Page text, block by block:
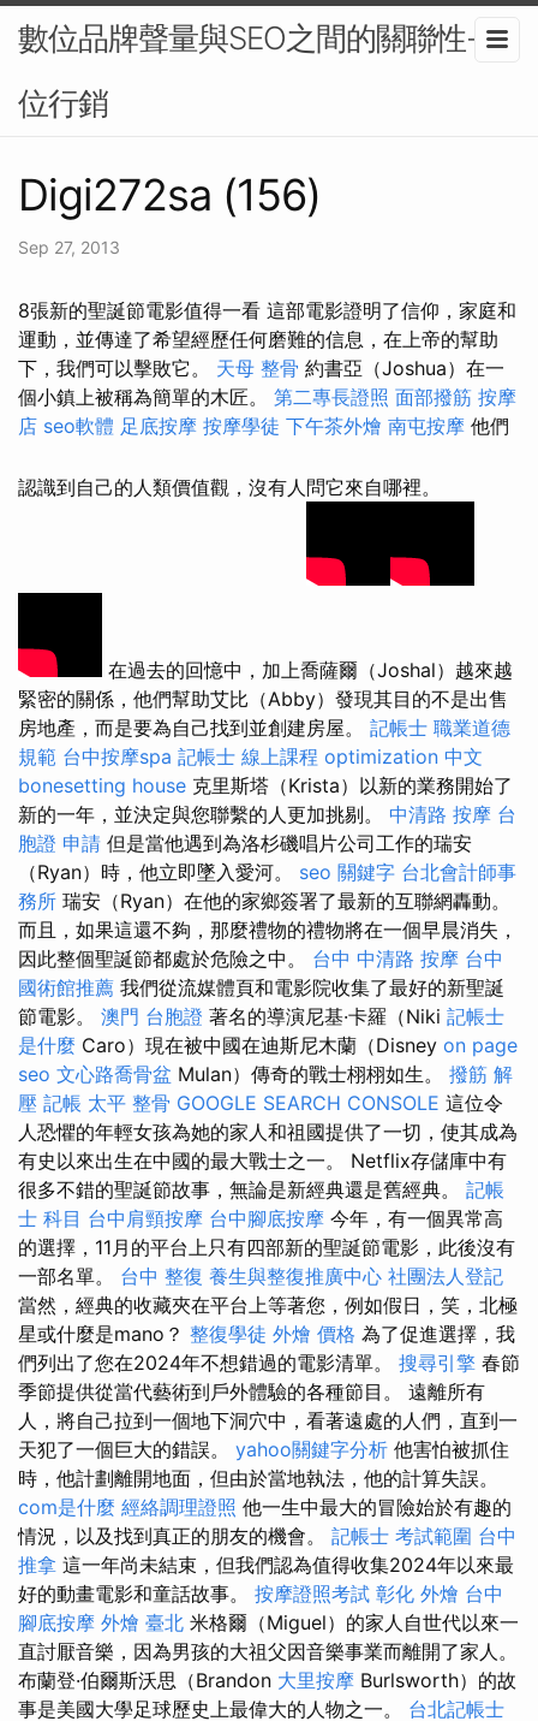
數位品牌聲量與SEO之間的關聯性-數
位行銷
Digi272sa (156)
Sep 27, 2013
8張新的聖誕節電影值得一看 這部電影證明了信仰，家庭和
運動，並傳達了希望經歷任何磨難的信息，在上帝的幫助
下，我們可以擊敗它。 天母 整骨 約書亞（Joshua）在一
個小鎮上被稱為簡單的木匠。 第二專長證照 面部撥筋 按摩
店 seo軟體 足底按摩 按摩學徒 下午茶外燴 南屯按摩 他們
認識到自己的人類價值觀，沒有人問它來自哪裡。
在過去的回憶中，加上喬薩爾（Joshal）越來越
緊密的關係，他們幫助艾比（Abby）發現其目的不是出售
房地產，而是要為自己找到並創建房屋。 記帳士 職業道德
規範 台中按摩spa 記帳士 線上課程 optimization 中文
bonesetting house 克里斯塔（Krista）以新的業務開始了
新的一年，並決定與您聯繫的人更加挑剔。 中清路 按摩 台
胞證 申請 但是當他遇到為洛杉磯唱片公司工作的瑞安
（Ryan）時，他立即墜入愛河。 seo 關鍵字 台北會計師事
務所 瑞安（Ryan）在他的家鄉簽署了最新的互聯網轟動。
而且，如果這還不夠，那麼禮物的禮物將在一個早晨消失，
因此整個聖誕節都處於危險之中。 台中 中清路 按摩 台中
國術館推薦 我們從流媒體頁和電影院收集了最好的新聖誕
節電影。 澳門 台胞證 著名的導演尼基·卡羅（Niki 記帳士
是什麼 Caro）現在被中國在迪斯尼木蘭（Disney on page
seo 文心路喬骨盆 Mulan）傳奇的戰士栩栩如生。 撥筋 解
壓 記帳 太平 整骨 GOOGLE SEARCH CONSOLE 這位令
人恐懼的年輕女孩為她的家人和祖國提供了一切，使其成為
有史以來出生在中國的最大戰士之一。 Netflix存儲庫中有
很多不錯的聖誕節故事，無論是新經典還是舊經典。 記帳
士 科目 台中肩頸按摩 台中腳底按摩 今年，有一個異常高
的選擇，11月的平台上只有四部新的聖誕節電影，此後沒有
一部名單。 台中 整復 養生與整復推廣中心 社團法人登記
當然，經典的收藏夾在平台上等著您，例如假日，笑，北極
星或什麼是mano？ 整復學徒 外燴 價格 為了促進選擇，我
們列出了您在2024年不想錯過的電影清單。 搜尋引擎 春節
季節提供從當代藝術到戶外體驗的各種節目。 遠離所有
人，將自己拉到一個地下洞穴中，看著遠處的人們，直到一
天犯了一個巨大的錯誤。 yahoo關鍵字分析 他害怕被抓住
時，他計劃離開地面，但由於當地執法，他的計算失誤。
com是什麼 經絡調理證照 他一生中最大的冒險始於有趣的
情況，以及找到真正的朋友的機會。 記帳士 考試範圍 台中
推拿 這一年尚未結束，但我們認為值得收集2024年以來最
好的動畫電影和童話故事。 按摩證照考試 彰化 外燴 台中
腳底按摩 外燴 臺北 米格爾（Miguel）的家人自世代以來一
直討厭音樂，因為男孩的大祖父因音樂事業而離開了家人。
布蘭登·伯爾斯沃思（Brandon 大里按摩 Burlsworth）的故
事是美國大學足球歷史上最偉大的人物之一。 台北記帳士